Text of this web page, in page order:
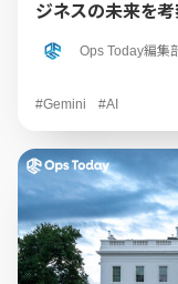
ジネスの未来を
Ops Today編集
#Gemini #AI